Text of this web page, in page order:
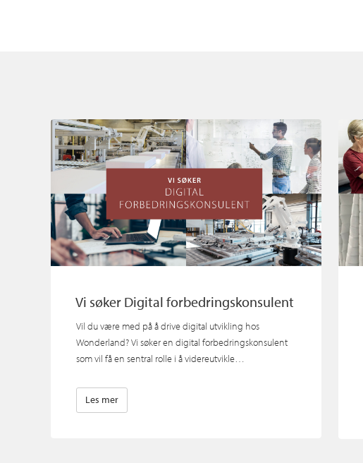
Vi søker Digital forbedringskonsulent
Vil du være med på å drive digital utvikling hos
Wonderland? Vi søker en digital forbedringskonsulent
som vil få en sentral rolle i å videreutvikle…
Les mer